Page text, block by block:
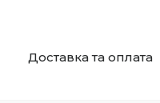
Доставка та оплата